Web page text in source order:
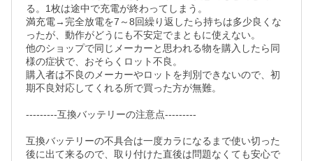
る。1枚は途中で充電が終わってしまう。
満充電→完全放電を7～8回繰り返したら持ちは多少良くな
ったが、動作がどうにも不安定でまともに使えない。
他のショップで同じメーカーと思われる物を購入したら同
様の症状で、おそらくロット不良。
購入者は不良のメーカーやロットを判別できないので、初
期不良対応してくれる所で買った方が無難。
---------互換バッテリーの注意点---------
互換バッテリーの不具合は一度カラになるまで使い切った
後に出て来るので、取り付けた直後は問題なくても安心で